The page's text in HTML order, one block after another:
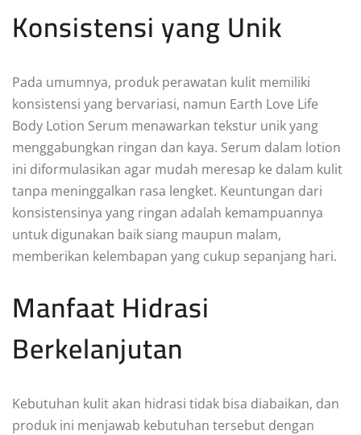
Konsistensi yang Unik
Pada umumnya, produk perawatan kulit memiliki
konsistensi yang bervariasi, namun Earth Love Life
Body Lotion Serum menawarkan tekstur unik yang
menggabungkan ringan dan kaya. Serum dalam lotion
ini diformulasikan agar mudah meresap ke dalam kulit
tanpa meninggalkan rasa lengket. Keuntungan dari
konsistensinya yang ringan adalah kemampuannya
untuk digunakan baik siang maupun malam,
memberikan kelembapan yang cukup sepanjang hari.
Manfaat Hidrasi
Berkelanjutan
Kebutuhan kulit akan hidrasi tidak bisa diabaikan, dan
produk ini menjawab kebutuhan tersebut dengan